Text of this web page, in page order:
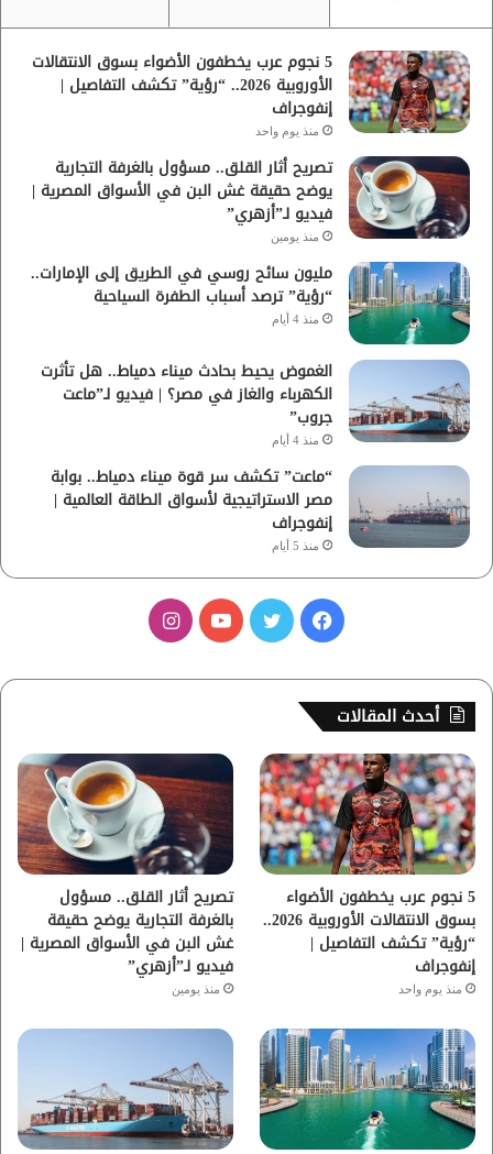
5 نجوم عرب يخطفون الأضواء بسوق الانتقالات
الأوروبية 2026.. “رؤية” تكشف التفاصيل |
إنفوجراف
منذ يوم واحد
تصريح أثار القلق.. مسؤول بالغرفة التجارية
يوضح حقيقة غش البن في الأسواق المصرية |
فيديو لـ”أزهري”
منذ يومين
مليون سائح روسي في الطريق إلى الإمارات..
“رؤية” ترصد أسباب الطفرة السياحية
منذ 4 أيام
الغموض يحيط بحادث ميناء دمياط.. هل تأثرت
الكهرباء والغاز في مصر؟ | فيديو لـ”ماعت
جروب”
منذ 4 أيام
“ماعت” تكشف سر قوة ميناء دمياط.. بوابة
مصر الاستراتيجية لأسواق الطاقة العالمية |
إنفوجراف
منذ 5 أيام
س
ب
و
ك
ر
ي
و
ب
ت
ق
ر
ا
م
أحدث المقالات
5 نجوم عرب يخطفون الأضواء
بسوق الانتقالات الأوروبية 2026..
“رؤية” تكشف التفاصيل |
إنفوجراف
منذ يوم واحد
تصريح أثار القلق.. مسؤول
بالغرفة التجارية يوضح حقيقة
غش البن في الأسواق المصرية |
فيديو لـ”أزهري”
منذ يومين